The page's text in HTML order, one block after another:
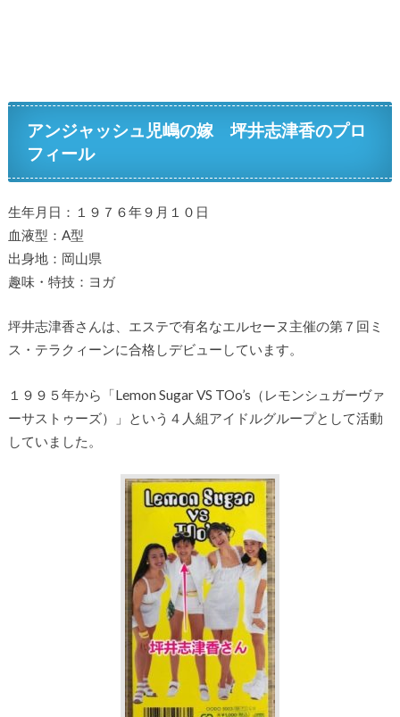
アンジャッシュ児嶋の嫁 坪井志津香のプロ
フィール
生年月日：１９７６年９月１０日
血液型：A型
出身地：岡山県
趣味・特技：ヨガ
坪井志津香さんは、エステで有名なエルセーヌ主催の第７回ミ
ス・テラクィーンに合格しデビューしています。
１９９５年から「Lemon Sugar VS TOo’s（レモンシュガーヴァ
ーサストゥーズ）」という４人組アイドルグループとして活動
していました。